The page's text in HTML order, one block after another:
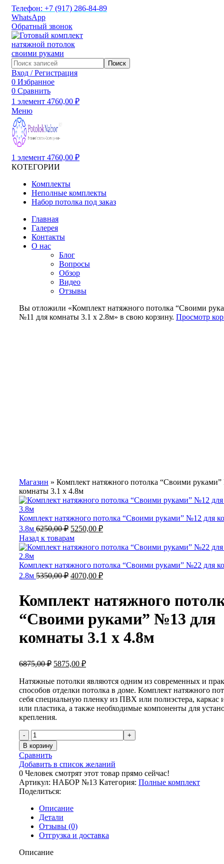
Телефон: +7 (917) 286-84-89
WhatsApp
Обратный звонок
Поиск
Вход / Регистрация
0 Избранное
0 Сравнить
1 элемент 4760,00 ₽
Меню
1 элемент 4760,00 ₽
КОТЕГОРИИ
Комплекты
Неполные комплекты
Набор потолка под заказ
Главная
Галерея
Контакты
О нас
Блог
Вопросы
Обзор
Видео
Отзывы
Вы отложили «Комплект натяжного потолка “Своими
№11 для комнаты 3.1 х 2.8м» в свою корзину. Просмотр
Магазин » Комплект натяжного потолка “Своими
комнаты 3.1 х 4.8м
Комплект натяжного потолка “Своими руками” №12 для
3.8м 6250,00₽ Первоначальная
цена
составляла
5250,00 ₽Текущая
5250,00 ₽.
Назад к товарам
Комплект натяжного потолка “Своими руками” №22 для
2.8м 5350,00₽ Первоначальная
5350,00 ₽.
4070,00 ₽Текущая
Комплект натяжного
“Своими руками” №13 для
комнаты 3.1 х 4.8м
6875,00₽ Первоначальная
составляла
6875,00 ₽.
5875,00 ₽Текущая
5875,00 ₽.
Натяжные потолки являются одним из современных и
способов отделки потолка в доме. Комплект натяжного
себя специальную пленку из ПВХ или полиэстера, каркас
или пластика, а также необходимые компоненты для
крепления.
Количество
товара
Комплект
натяжного
потолка
“Своими
руками”
№13
для
комнаты
3.1
х
4.8м
В корзину
Сравнить
Добавить в список желаний
0 Человек смотрят этот товар прямо сейчас!
Артикул: НАБОР №13 Категория: Полные комплект
Поделиться:
Описание
Детали
Отзывы (0)
Отгрузка и доставка
Описание